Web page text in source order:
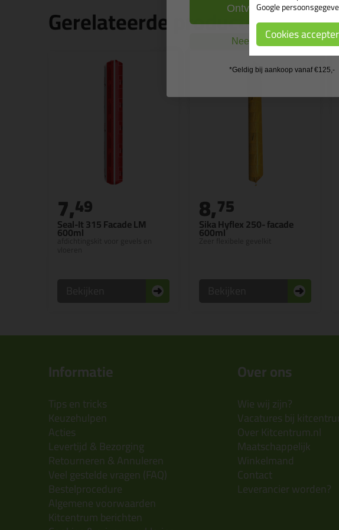
Gerelateerde producten
Seal-It 315 Facade LM
600ml
afdichtingskit voor gevels en
7,49
Sika Hyflex 250- facade
600ml
Zeer flexibele gevelkit
8,75
Informatie
Tips en tricks
Keuzehulpen
Acties
Levertijd & Bezorging
Retourneren & Annuleren
Veel gestelde vragen (FAQ)
Bestelprocedure
Algemene voorwaarden
Kitcentrum berichten
Over ons
Wie wij zijn?
Vacatures bij
Over Kitcentrum.nl
Maatschappelijk
Winkelmand
Contact
Leverancier worden?
Google
Cookies
Ontvang de actiecode ›
Nee, ik wil geen cadeau
*Geldig bij aankoop vanaf €125,-